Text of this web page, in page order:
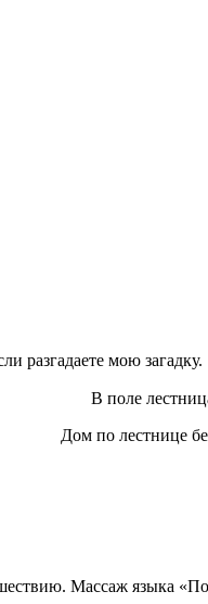
разгадаете мою загадку.
В поле
Дом по лестнице
Массаж языка